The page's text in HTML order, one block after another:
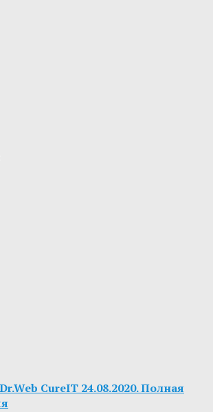
CureIT 24.08.2020. Полная